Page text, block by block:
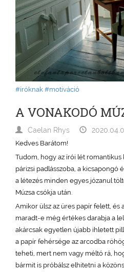
#íróknak #motiváció
A VONAKODÓ
Caelan Rhys
Kedves Barátom!
Tudom, hogy az írói lét
párizsi padlásszoba, a kicsapongó
a létezés minden egyes józanul
Múzsa csókja után.
Amikor ülsz az üres papír felett, és
maradt-e még értékes darabja a
akárcsak egyetlen újabb ihletett
a papír fehérsége az arcodba
teheti, mert nem vagy méltó rá,
bármit is próbálsz elhitetni a